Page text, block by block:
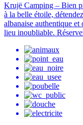
Krujë Camping – Bien
à la belle étoile,
albanaise authentique et
lieu inoubliable.